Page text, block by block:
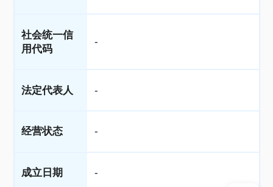
社会统一信
用代码
-
法定代表人 -
经营状态 -
成立日期 -